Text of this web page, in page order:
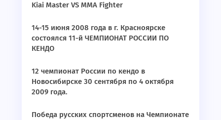
Kiai Master VS MMA Fighter
14-15 июня 2008 года в г. Красноярске
состоялся 11-й ЧЕМПИОНАТ РОССИИ ПО
КЕНДО
12 чемпионат России по кендо в
Новосибирске 30 сентября по 4 октября
2009 года.
Победа русских спортсменов на Чемпионате